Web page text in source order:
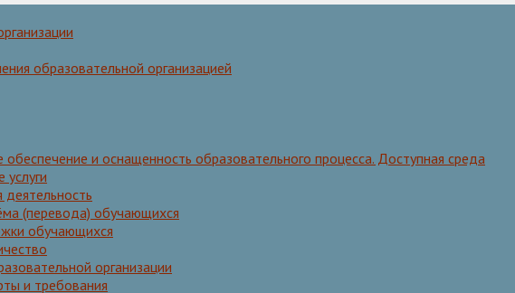
образовательной организацией
и оснащенность образовательного процесса. Доступная среда
(перевода) обучающихся
обучающихся
организации
и требования